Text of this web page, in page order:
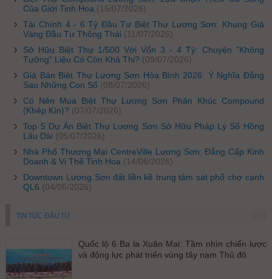
Của Giới Tinh Hoa (15/07/2026)
Tài Chính 4 - 6 Tỷ Đầu Tư Biệt Thự Lương Sơn: Khung Giá
Vàng Đầu Tư Thông Thái (11/07/2026)
Sở Hữu Biệt Thự 1/500 Với Vốn 3 - 4 Tỷ: Chuyện "Không
Tưởng" Liệu Có Còn Khả Thi? (09/07/2026)
Giá Bán Biệt Thự Lương Sơn Hòa Bình 2026: Ý Nghĩa Đằng
Sau Những Con Số (08/07/2026)
Có Nên Mua Biệt Thự Lương Sơn Phân Khúc Compound
(Khép Kín)? (07/07/2026)
Top 5 Dự Án Biệt Thự Lương Sơn Sở Hữu Pháp Lý Sổ Hồng
Lâu Dài (05/07/2026)
Nhà Phố Thương Mại CentreVille Lương Sơn: Đẳng Cấp Kinh
Doanh & Vị Thế Tinh Hoa (14/06/2026)
Downtown Lương Sơn đất liền kề trung tâm sát phố chợ cạnh
QL6 (04/06/2026)
TIN TỨC ĐẦU TƯ
Quốc lộ 6 Ba la Xuân Mai: Tầm nhìn chiến lược
và động lực phát triển vùng tây nam Thủ đô